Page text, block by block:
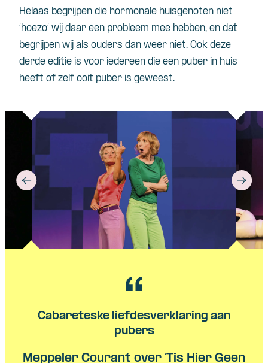
Helaas begrijpen die hormonale huisgenoten niet
‘hoezo’ wij daar een probleem mee hebben, en dat
begrijpen wij als ouders dan weer niet. Ook deze
derde editie is voor iedereen die een puber in huis
heeft of zelf ooit puber is geweest.
Cabareteske liefdesverklaring aan
pubers
Meppeler Courant over ‘Tis Hier Geen